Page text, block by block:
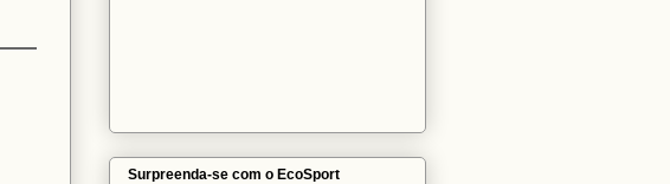
Surpreenda-se com o EcoSport